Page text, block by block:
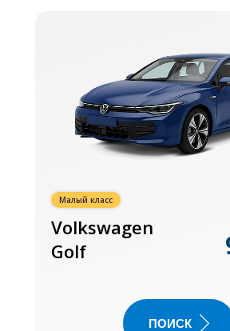
Малый класс
Volkswagen
Golf
ПОИСК